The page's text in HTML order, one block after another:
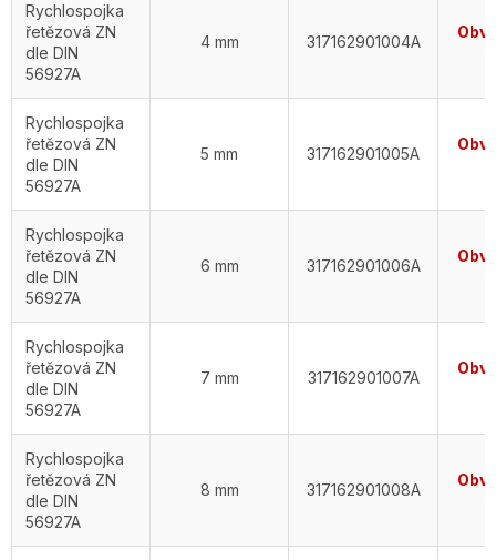
Rychlospojka
řetězová ZN
dle DIN
56927A
4 mm 317162901004A
Rychlospojka
řetězová ZN
dle DIN
56927A
5 mm 317162901005A
Rychlospojka
řetězová ZN
dle DIN
56927A
6 mm 317162901006A
Rychlospojka
řetězová ZN
dle DIN
56927A
7 mm 317162901007A
Rychlospojka
řetězová ZN
dle DIN
56927A
8 mm 317162901008A